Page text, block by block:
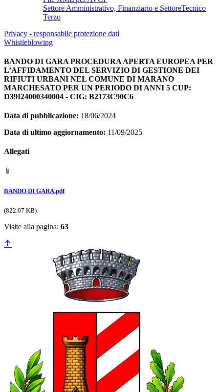
Settore Amministrativo, Finanziario e SettoreTecnico
Terzo
Privacy - responsabile protezione dati
Whistleblowing
BANDO DI GARA PROCEDURA APERTA EUROPEA PER
L’AFFIDAMENTO DEL SERVIZIO DI GESTIONE DEI
RIFIUTI URBANI NEL COMUNE DI MARANO
MARCHESATO PER UN PERIODO DI ANNI 5 CUP:
D39I24000340004 - CIG: B2173C90C6
Data di pubblicazione: 18/06/2024
Data di ultimo aggiornamento: 11/09/2025
Allegati
BANDO DI GARA.pdf
(822.07 KB)
Visite alla pagina: 63